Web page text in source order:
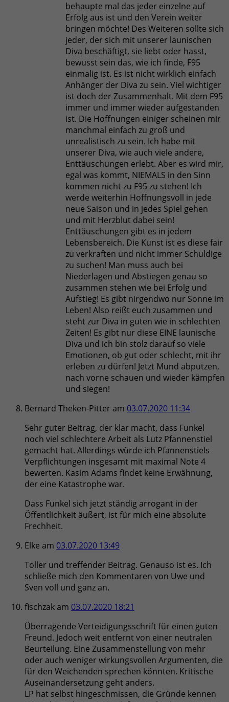
behaupte mal das jeder einzelne auf
Erfolg aus ist und den Verein weiter
bringen möchte! Des Weiteren sollte sich
jeder, der sich mit unserer launischen
Diva beschäftigt, sie liebt oder hasst,
bewusst sein das, wie ich finde, F95
einmalig ist. Es ist nicht wirklich einfach
Anhänger der Diva zu sein. Viel wichtiger
ist doch der Zusammenhalt. Mit dem F95
immer und immer wieder aufgestanden
ist. Die Hoffnungen einiger scheinen mir
manchmal einfach zu groß und
unrealistisch zu sein. Ich habe mit
unserer Diva, wie auch viele andere,
Enttäuschungen erlebt. Aber es wird mir,
egal was kommt, NIEMALS in den Sinn
kommen nicht zu F95 zu stehen! Ich
werde weiterhin Hoffnungsvoll in jede
neue Saison und in jedes Spiel gehen
und mit Herzblut dabei sein!
Enttäuschungen gibt es in jedem
Lebensbereich. Die Kunst ist es diese fair
zu verkraften und nicht immer Schuldige
zu suchen! Man muss auch bei
Niederlagen und Abstiegen genau so
zusammen stehen wie bei Erfolg und
Aufstieg! Es gibt nirgendwo nur Sonne im
Leben! Also reißt euch zusammen und
steht zur Diva in guten wie in schlechten
Zeiten! Es gibt nur diese EINE launische
Diva und ich bin stolz darauf so viele
Emotionen, ob gut oder schlecht, mit ihr
erleben zu dürfen! Jetzt Mund abputzen,
nach vorne schauen und wieder kämpfen
und siegen!
Bernard Theken-Pitter am 03.07.2020 11:34
Sehr guter Beitrag, der klar macht, dass Funkel
noch viel schlechtere Arbeit als Lutz Pfannenstiel
gemacht hat. Allerdings würde ich Pfannenstiels
Verpflichtungen insgesamt mit maximal Note 4
bewerten. Kasim Adams findet keine Erwähnung,
der eine Katastrophe war.
Dass Funkel sich jetzt ständig arrogant in der
Öffentlichkeit äußert, ist für mich eine absolute
Frechheit.
Elke am 03.07.2020 13:49
Toller und treffender Beitrag. Genauso ist es. Ich
schließe mich den Kommentaren von Uwe und
Sven voll und ganz an.
fischzakam 03.07.2020 18:21
Überragende Verteidigungsschrift für einen guten
Freund. Jedoch weit entfernt von einer neutralen
Beurteilung. Eine Zusammenstellung von mehr
oder auch weniger wirkungsvollen Argumenten, die
für den Weichenden sprechen könnten. Kritische
Auseinandersetzung geht anders.
LP hat selbst hingeschmissen, die Gründe kennen